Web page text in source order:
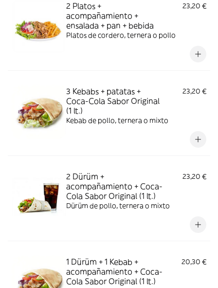
2 Platos +
acompañamiento +
ensalada + pan + bebida
23,20 €
Platos de cordero, ternera o pollo
3 Kebabs + patatas +
Coca-Cola Sabor Original
(1 lt.)
23,20 €
Kebab de pollo, ternera o mixto
2 Dürüm +
acompañamiento + Coca-
Cola Sabor Original (1 lt.)
23,20 €
Dürüm de pollo, ternera o mixto
1 Dürüm + 1 Kebab +
acompañamiento + Coca-
Cola Sabor Original (1 lt.)
20,30 €